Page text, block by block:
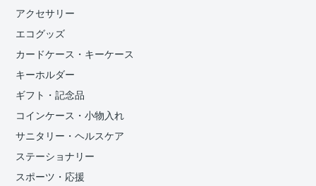
アクセサリー
エコグッズ
カードケース・キーケース
キーホルダー
ギフト・記念品
コインケース・小物入れ
サニタリー・ヘルスケア
ステーショナリー
スポーツ・応援